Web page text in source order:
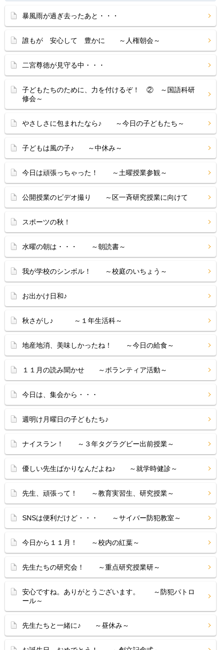
暴風雨が過ぎ去ったあと・・・
誰もが 安心して 豊かに ～人権朝会～
二宮尊徳が見守る中・・・
子どもたちのために、力を付けるぞ！ ② ～国語科研
修会～
やさしさに包まれたなら♪ ～今日の子どもたち～
子どもは風の子♪ ～中休み～
今日は頑張っちゃった！ ～土曜授業参観～
公開授業のビデオ撮り ～区一斉研究授業に向けて
スポーツの秋！
水曜の朝は・・・ ～朝読書～
我が学校のシンボル！ ～校庭のいちょう～
お出かけ日和♪
秋さがし♪ ～１年生活科～
地産地消、美味しかったね！ ～今日の給食～
１１月の読み聞かせ ～ボランティア活動～
今日は、集会から・・・
週明け月曜日の子どもたち♪
ナイスラン！ ～３年タグラグビー出前授業～
優しい先生ばかりなんだよね♪ ～就学時健診～
先生、頑張って！ ～教育実習生、研究授業～
SNSは便利だけど・・・ ～サイバー防犯教室～
今日から１１月！ ～校内の紅葉～
先生たちの研究会！ ～重点研究授業研～
安心ですね。ありがとうございます。 ～防犯パトロ
ール～
先生たちと一緒に♪ ～昼休み～